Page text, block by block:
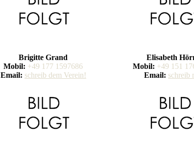
Brigitte Grand
Mobil: +49 177 1597686
Email: schreib dem Verein!
Elisabeth
Mobil: +49 151
Email: schreib